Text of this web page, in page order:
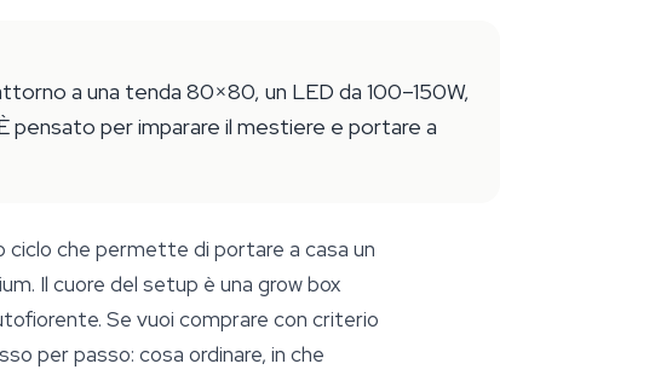
a una tenda 80×80, un LED da 100–150W,
per imparare il mestiere e portare a
ciclo che permette di portare a casa un
Il cuore del setup è una grow box
Se vuoi comprare con criterio
per passo: cosa ordinare, in che